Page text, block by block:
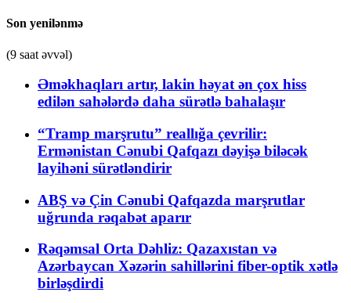
Son yenilənmə
(9 saat əvvəl)
Əməkhaqları artır, lakin həyat ən çox hiss
edilən sahələrdə daha sürətlə bahalaşır
“Tramp marşrutu” reallığa çevrilir:
Ermənistan Cənubi Qafqazı dəyişə biləcək
layihəni sürətləndirir
ABŞ və Çin Cənubi Qafqazda marşrutlar
uğrunda rəqabət aparır
Rəqəmsal Orta Dəhliz: Qazaxıstan və
Azərbaycan Xəzərin sahillərini fiber-optik xətlə
birləşdirdi